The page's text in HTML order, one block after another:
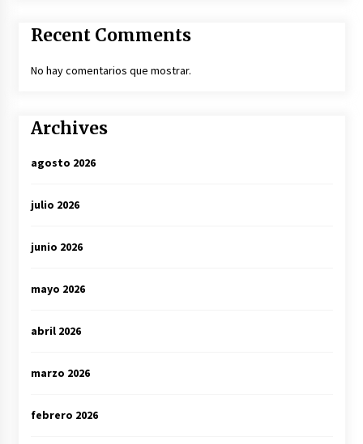
Recent Comments
No hay comentarios que mostrar.
Archives
agosto 2026
julio 2026
junio 2026
mayo 2026
abril 2026
marzo 2026
febrero 2026